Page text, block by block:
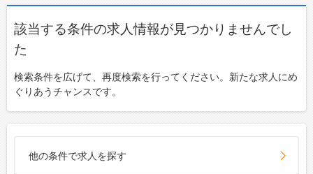
該当する条件の求人情報が見つかりませんでし
た
検索条件を広げて、再度検索を行ってください。新たな求人にめ
ぐりあうチャンスです。
他の条件で求人を探す